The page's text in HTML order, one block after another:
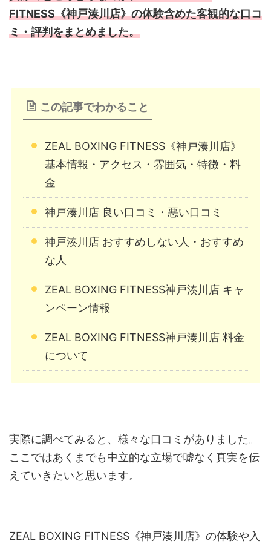
FITNESS《神戸湊川店》の体験含めた客観的な口コ
ミ・評判をまとめました。
この記事でわかること
ZEAL BOXING FITNESS《神戸湊川店》
基本情報・アクセス・雰囲気・特徴・料
金
神戸湊川店 良い口コミ・悪い口コミ
神戸湊川店 おすすめしない人・おすすめ
な人
ZEAL BOXING FITNESS神戸湊川店 キャ
ンペーン情報
ZEAL BOXING FITNESS神戸湊川店 料金
について
実際に調べてみると、様々な口コミがありました。
ここではあくまでも中立的な立場で嘘なく真実を伝
えていきたいと思います。
ZEAL BOXING FITNESS《神戸湊川店》の体験や入